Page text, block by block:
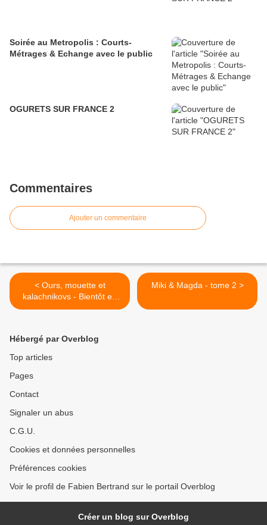
Soirée au Metropolis : Courts-
Métrages & Echange avec le public
OGURETS SUR FRANCE 2
Commentaires
Ajouter un commentaire
< Ours, mouette et
kalachnikovs - Bientôt en
librairie
Miki & Magda - tome 2 >
Hébergé par Overblog
Top articles
Pages
Contact
Signaler un abus
C.G.U.
Cookies et données personnelles
Préférences cookies
Voir le profil de Fabien Bertrand sur le portail Overblog
Créer un blog sur Overblog